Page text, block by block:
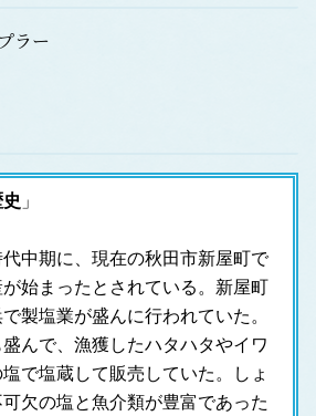
ラー
」
中期に、現在の秋田市新屋町で
始まったとされている。新屋町
製塩業が盛んに行われていた。
んで、漁獲したハタハタやイワ
で塩蔵して販売していた。しょ
欠の塩と魚介類が豊富であった